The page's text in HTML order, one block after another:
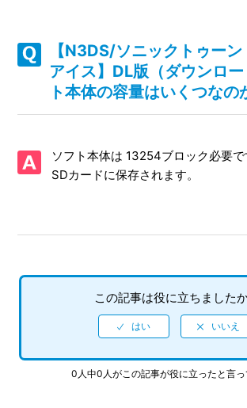
ドプレイ（1つのゲームカードを使用）には
か
【N3DS/ソニックトゥーン ファイアー&ア
タはソフト内から削除や初期化（クリア）
【N3DS/ソニックトゥーン ファイアー&ア
なのか
【N3DS/ソニックトゥー
アイス】DL版（ダウンロ
ト本体の容量はいくつなの
ソフト本体は 13254ブロック必要で
SDカードに保存されます。
この記事は役に立ちました
0人中0人がこの記事が役に立ったと言